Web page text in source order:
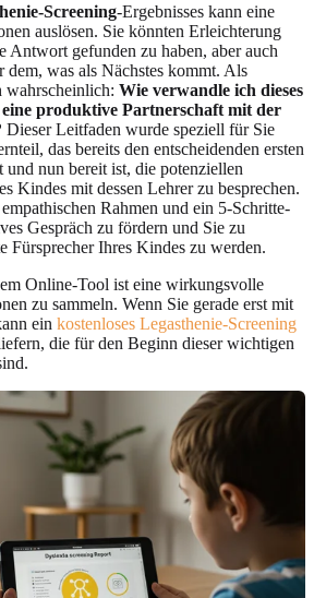
Screening-Ergebnisses kann eine
auslösen. Sie könnten Erleichterung
Antwort gefunden zu haben, aber auch
dem, was als Nächstes kommt. Als
wahrscheinlich: Wie verwandle ich dieses
produktive Partnerschaft mit der
Dieser Leitfaden wurde speziell für Sie
das bereits den entscheidenden ersten
und nun bereit ist, die potenziellen
Kindes mit dessen Lehrer zu besprechen.
Rahmen und ein 5-Schritte-
Gespräch zu fördern und Sie zu
Fürsprecher Ihres Kindes zu werden.
Online-Tool ist eine wirkungsvolle
zu sammeln. Wenn Sie gerade erst mit
ein kostenloses Legasthenie-Screening
die für den Beginn dieser wichtigen